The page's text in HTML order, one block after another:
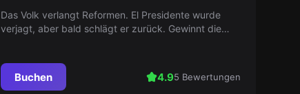
Das Volk verlangt Reformen. El Presidente wurde
verjagt, aber bald schlägt er zurück. Gewinnt die
Buchen 4.95 Bewertungen